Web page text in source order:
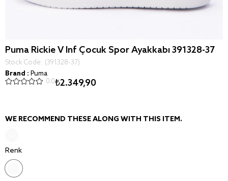
Puma Rickie V Inf Çocuk Spor Ayakkabı 391328-37
Stock Code
(391328-37)
Brand : Puma
0.0₺2.349,90
WE RECOMMEND THESE ALONG WITH THIS ITEM.
Renk